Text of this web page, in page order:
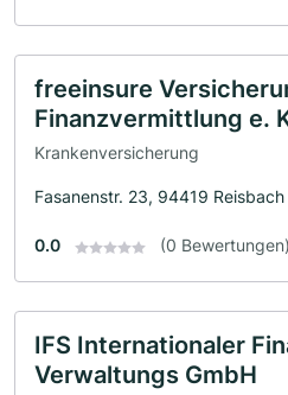
freeinsure
Finanzvermittlung e.
Krankenversicherung
Fasanenstr. 23, 94419 Reisbach
0.0 (0 Bewertungen)
IFS Internationaler
Verwaltungs GmbH